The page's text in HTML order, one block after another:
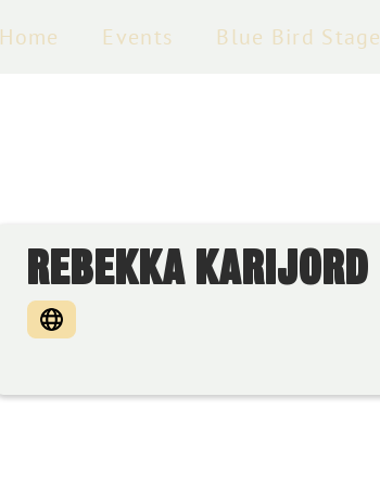
Home Events Blue Bird Stage
REBEKKA KARIJORD